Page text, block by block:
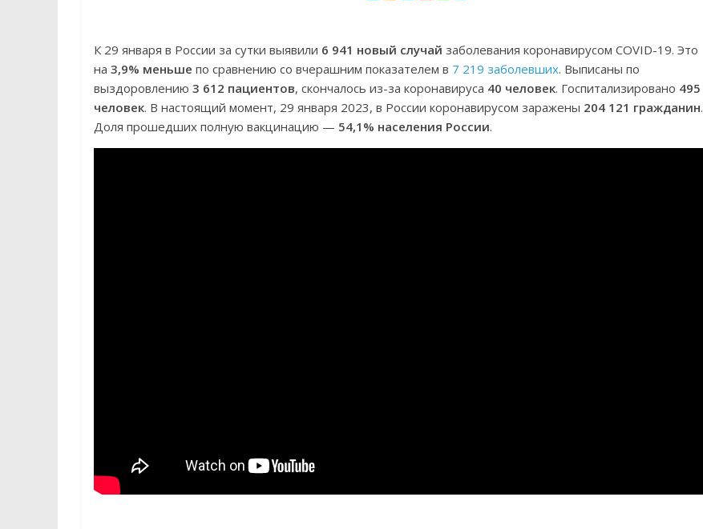
К 29 января в России за сутки выявили 6 941 новый случай заболевания коронавирусом COVID-19. Это
на 3,9% меньше по сравнению со вчерашним показателем в 7 219 заболевших. Выписаны по
выздоровлению 3 612 пациентов, скончалось из-за коронавируса 40 человек. Госпитализировано 495
человек. В настоящий момент, 29 января 2023, в России коронавирусом заражены 204 121 гражданин.
Доля прошедших полную вакцинацию — 54,1% населения России.